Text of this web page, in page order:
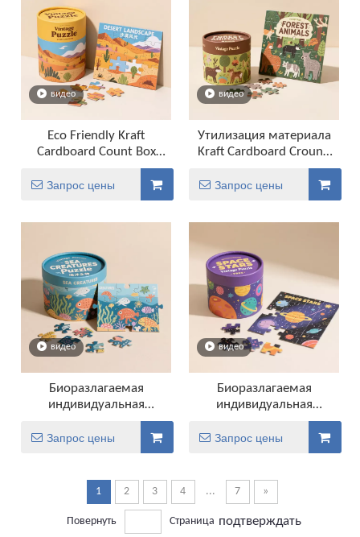
видео
Eco Friendly Kraft
Cardboard Count Box
Puzzles Packaging Tube
Запрос цены
видео
Утилизация материала
Kraft Cardboard Cround
Canister Puzzles Puckaging
Tube
Запрос цены
видео
Биоразлагаемая
индивидуальная
дизайнерская бумажная
упаковка трубки для
Запрос цены
видео
Биоразлагаемая
индивидуальная
конструкция круглой
цилиндрической
Запрос цены
1 2 3 4 ... 7 »
Повернуть Страница подтверждать